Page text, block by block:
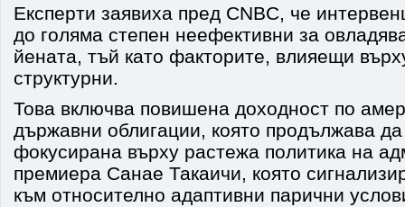
Експерти заявиха пред CNBC, че
до голяма степен неефективни за
йената, тъй като факторите, влияещи
структурни.
Това включва повишена доходност по
държавни облигации, която продължава
фокусирана върху растежа политика на
премиера Санае Такаичи, която
към относително адаптивни парични